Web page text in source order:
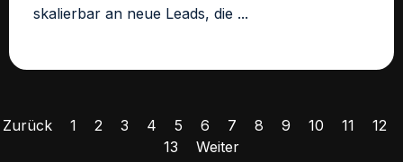
skalierbar an neue Leads, die ...
Zurück 1 2 3 4 5 6 7 8 9 10 11
12
13
Weiter